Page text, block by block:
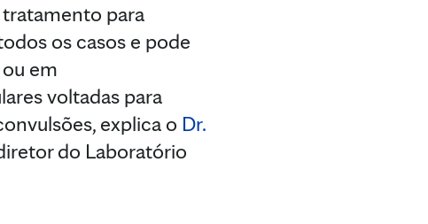
para
os casos e pode
em
voltadas para
explica o Dr.
do Laboratório